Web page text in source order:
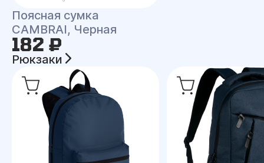
Поясная сумка
CAMBRAI, Черная
182 ₽
Рюкзаки